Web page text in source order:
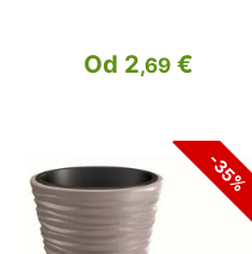
Od 2,69 €
-35%